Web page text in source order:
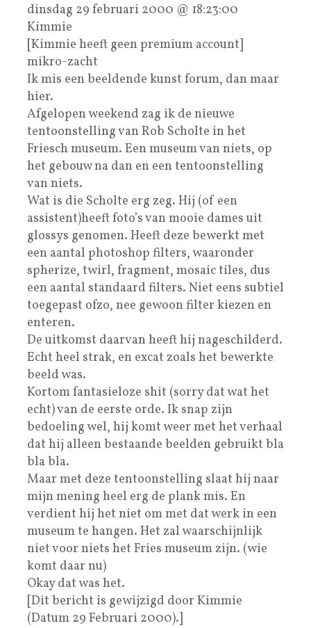
dinsdag 29 februari 2000 @ 18:23:00
Kimmie
[Kimmie heeft geen premium account]
mikro-zacht
Ik mis een beeldende kunst forum, dan maar
hier.
Afgelopen weekend zag ik de nieuwe
tentoonstelling van Rob Scholte in het
Friesch museum. Een museum van niets, op
het gebouw na dan en een tentoonstelling
van niets.
Wat is die Scholte erg zeg. Hij (of een
assistent)heeft foto’s van mooie dames uit
glossys genomen. Heeft deze bewerkt met
een aantal photoshop filters, waaronder
spherize, twirl, fragment, mosaic tiles, dus
een aantal standaard filters. Niet eens subtiel
toegepast ofzo, nee gewoon filter kiezen en
enteren.
De uitkomst daarvan heeft hij nageschilderd.
Echt heel strak, en excat zoals het bewerkte
beeld was.
Kortom fantasieloze shit (sorry dat wat het
echt) van de eerste orde. Ik snap zijn
bedoeling wel, hij komt weer met het verhaal
dat hij alleen bestaande beelden gebruikt bla
bla bla.
Maar met deze tentoonstelling slaat hij naar
mijn mening heel erg de plank mis. En
verdient hij het niet om met dat werk in een
museum te hangen. Het zal waarschijnlijk
niet voor niets het Fries museum zijn. (wie
komt daar nu)
Okay dat was het.
[Dit bericht is gewijzigd door Kimmie
(Datum 29 Februari 2000).]